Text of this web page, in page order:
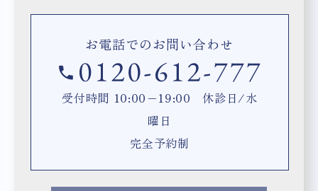
お電話でのお問い合わせ
受付時間 10:00−19:00 休診日/水
曜日
完全予約制